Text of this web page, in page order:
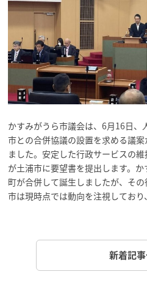
かすみがうら市議会は、6月16日
市との合併協議の設置を求める議
ました。安定した行政サービスの
が土浦市に要望書を提出します。
町が合併して誕生しましたが、そ
市は現時点では動向を注視しており
新着記